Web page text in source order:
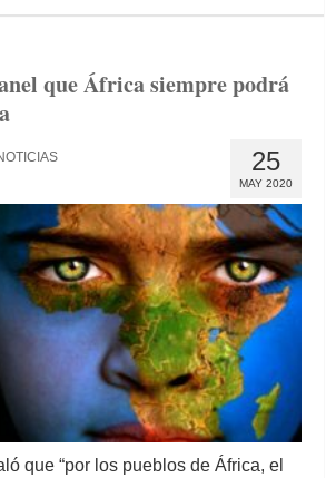
que África siempre podrá
25
MAY 2020
que “por los pueblos de África, el